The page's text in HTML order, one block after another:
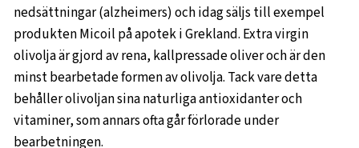
nedsättningar (alzheimers) och idag säljs till exempel
produkten Micoil på apotek i Grekland. Extra virgin
olivolja är gjord av rena, kallpressade oliver och är den
minst bearbetade formen av olivolja. Tack vare detta
behåller olivoljan sina naturliga antioxidanter och
vitaminer, som annars ofta går förlorade under
bearbetningen.